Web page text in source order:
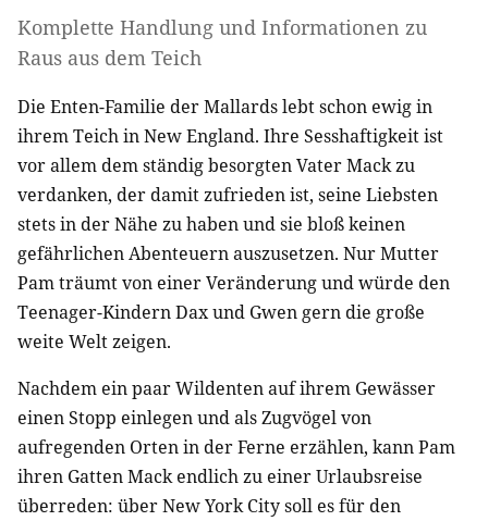
Komplette Handlung und Informationen zu
Raus aus dem Teich
Die Enten-Familie der Mallards lebt schon ewig in
ihrem Teich in New England. Ihre Sesshaftigkeit ist
vor allem dem ständig besorgten Vater Mack zu
verdanken, der damit zufrieden ist, seine Liebsten
stets in der Nähe zu haben und sie bloß keinen
gefährlichen Abenteuern auszusetzen. Nur Mutter
Pam träumt von einer Veränderung und würde den
Teenager-Kindern Dax und Gwen gern die große
weite Welt zeigen.
Nachdem ein paar Wildenten auf ihrem Gewässer
einen Stopp einlegen und als Zugvögel von
aufregenden Orten in der Ferne erzählen, kann Pam
ihren Gatten Mack endlich zu einer Urlaubsreise
überreden: über New York City soll es für den